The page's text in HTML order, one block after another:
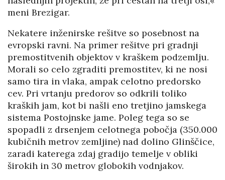
meni Brezigar.
Nekatere inženirske rešitve so posebnost na
evropski ravni. Na primer rešitve pri gradnji
premostitvenih objektov v kraškem podzemlju.
Morali so celo zgraditi premostitev, ki ne nosi
samo tira in vlaka, ampak celotno predorsko
cev. Pri vrtanju predorov so odkrili toliko
kraških jam, kot bi našli eno tretjino jamskega
sistema Postojnske jame. Poleg tega so se
spopadli z drsenjem celotnega pobočja (350.000
kubičnih metrov zemljine) nad dolino Glinščice,
zaradi katerega zdaj gradijo temelje v obliki
širokih in 30 metrov globokih vodnjakov.